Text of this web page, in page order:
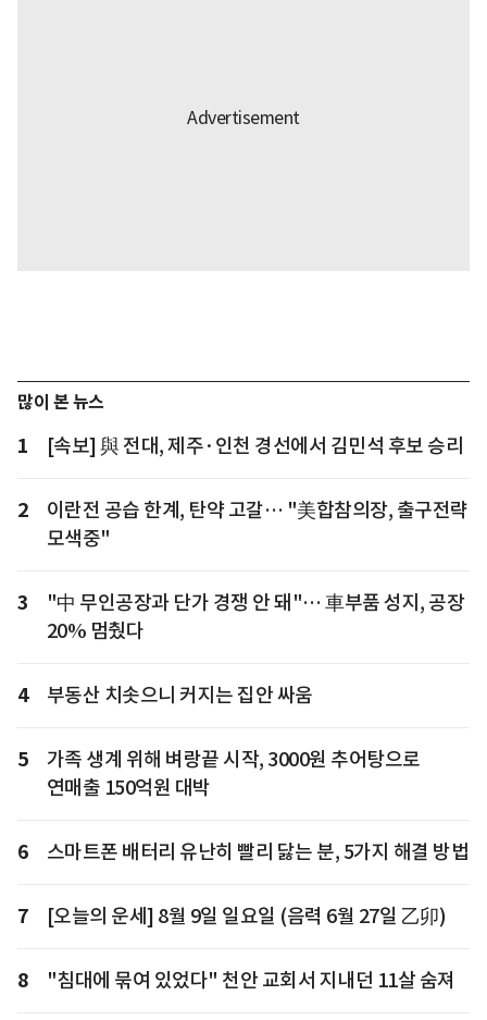
많이 본 뉴스
1 [속보] 與 전대, 제주·인천 경선에서 김민석 후보 승리
2
이란전 공습 한계, 탄약 고갈… "美합참의장, 출구전략
모색중"
3
"中 무인공장과 단가 경쟁 안 돼"… 車부품 성지, 공장
20% 멈췄다
4 부동산 치솟으니 커지는 집안 싸움
5
가족 생계 위해 벼랑끝 시작, 3000원 추어탕으로
연매출 150억원 대박
6 스마트폰 배터리 유난히 빨리 닳는 분, 5가지 해결 방법
7 [오늘의 운세] 8월 9일 일요일 (음력 6월 27일 乙卯)
8 "침대에 묶여 있었다" 천안 교회서 지내던 11살 숨져